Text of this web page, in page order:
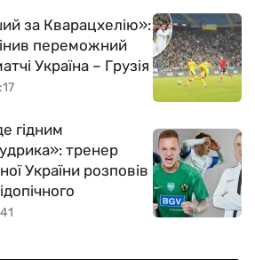
за Кварацхелію»:
переможний
Україна – Грузія
гідним
тренер
України розповів